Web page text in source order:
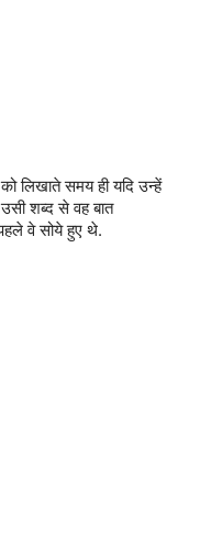
लिखाते समय ही यदि उन्हें
शब्द से वह बात
वे सोये हुए थे.